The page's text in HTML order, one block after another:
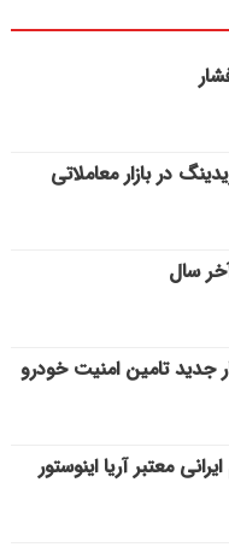
در بازار معاملاتی
سال
تامین امنیت خودرو
معتبر آریا اینوستور